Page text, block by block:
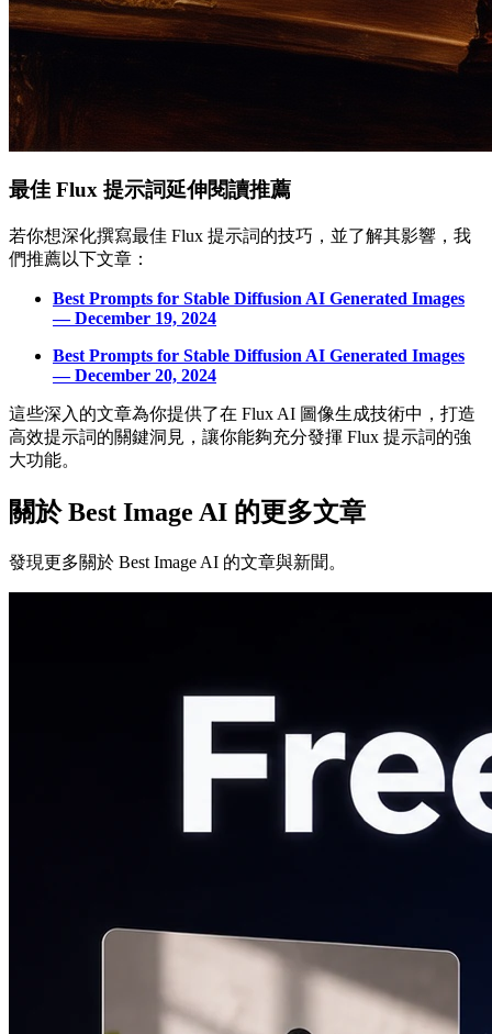
最佳 Flux 提示詞延伸閱讀推薦
若你想深化撰寫最佳 Flux 提示詞的技巧，並了解其影響，我
們推薦以下文章：
Best Prompts for Stable Diffusion AI Generated Images
— December 19, 2024
Best Prompts for Stable Diffusion AI Generated Images
— December 20, 2024
這些深入的文章為你提供了在 Flux AI 圖像生成技術中，打造
高效提示詞的關鍵洞見，讓你能夠充分發揮 Flux 提示詞的強
大功能。
關於 Best Image AI 的更多文章
發現更多關於 Best Image AI 的文章與新聞。